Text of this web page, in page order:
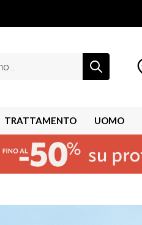
TRATTAMENTO UOMO